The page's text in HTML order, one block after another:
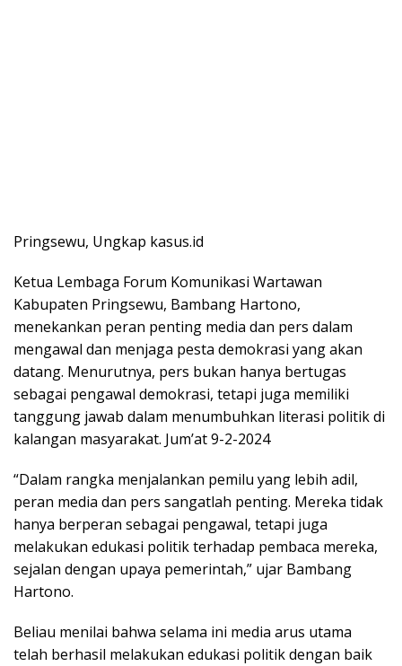
Pringsewu, Ungkap kasus.id
Ketua Lembaga Forum Komunikasi Wartawan
Kabupaten Pringsewu, Bambang Hartono,
menekankan peran penting media dan pers dalam
mengawal dan menjaga pesta demokrasi yang akan
datang. Menurutnya, pers bukan hanya bertugas
sebagai pengawal demokrasi, tetapi juga memiliki
tanggung jawab dalam menumbuhkan literasi politik di
kalangan masyarakat. Jum’at 9-2-2024
“Dalam rangka menjalankan pemilu yang lebih adil,
peran media dan pers sangatlah penting. Mereka tidak
hanya berperan sebagai pengawal, tetapi juga
melakukan edukasi politik terhadap pembaca mereka,
sejalan dengan upaya pemerintah,” ujar Bambang
Hartono.
Beliau menilai bahwa selama ini media arus utama
telah berhasil melakukan edukasi politik dengan baik